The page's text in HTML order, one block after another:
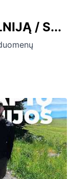
/ S...